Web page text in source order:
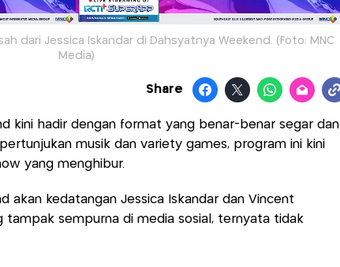
dari Jessica Iskandar di Dahsyatnya Weekend. (Foto: MNC
Media)
Share
kini hadir dengan format yang benar-benar segar dan
musik dan variety games, program ini kini
yang menghibur.
akan kedatangan Jessica Iskandar dan Vincent
tampak sempurna di media sosial, ternyata tidak